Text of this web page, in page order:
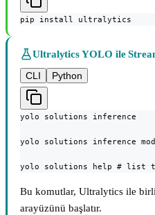
pip install ultralytics
Ultralytics YOLO ile
CLI
Python
yolo solutions inference
yolo solutions inference
yolo solutions help # list
Bu komutlar, Ultralytics ile
arayüzünü başlatır.